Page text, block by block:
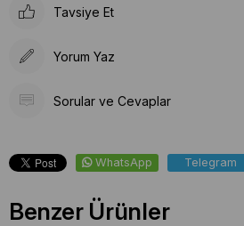
Tavsiye Et
Yorum Yaz
Sorular ve Cevaplar
WhatsApp Telegram
Benzer Ürünler